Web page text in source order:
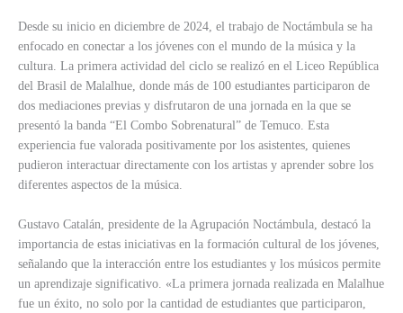
Desde su inicio en diciembre de 2024, el trabajo de Noctámbula se ha
enfocado en conectar a los jóvenes con el mundo de la música y la
cultura. La primera actividad del ciclo se realizó en el Liceo República
del Brasil de Malalhue, donde más de 100 estudiantes participaron de
dos mediaciones previas y disfrutaron de una jornada en la que se
presentó la banda “El Combo Sobrenatural” de Temuco. Esta
experiencia fue valorada positivamente por los asistentes, quienes
pudieron interactuar directamente con los artistas y aprender sobre los
diferentes aspectos de la música.
Gustavo Catalán, presidente de la Agrupación Noctámbula, destacó la
importancia de estas iniciativas en la formación cultural de los jóvenes,
señalando que la interacción entre los estudiantes y los músicos permite
un aprendizaje significativo. «La primera jornada realizada en Malalhue
fue un éxito, no solo por la cantidad de estudiantes que participaron,